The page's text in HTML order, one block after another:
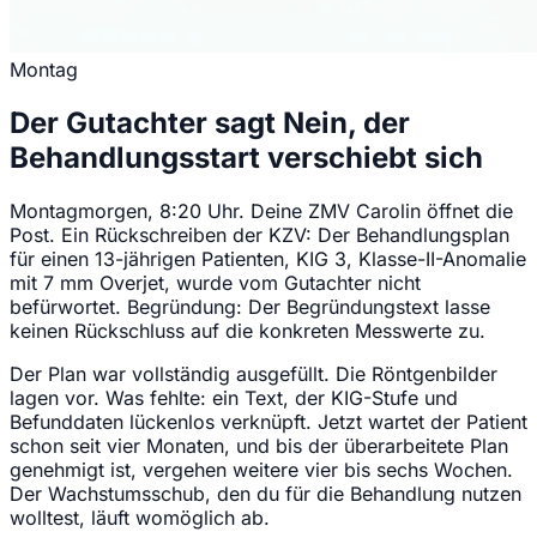
Montag
Der Gutachter sagt Nein, der
Behandlungsstart verschiebt sich
Montagmorgen, 8:20 Uhr. Deine ZMV Carolin öffnet die
Post. Ein Rückschreiben der KZV: Der Behandlungsplan
für einen 13-jährigen Patienten, KIG 3, Klasse-II-Anomalie
mit 7 mm Overjet, wurde vom Gutachter nicht
befürwortet. Begründung: Der Begründungstext lasse
keinen Rückschluss auf die konkreten Messwerte zu.
Der Plan war vollständig ausgefüllt. Die Röntgenbilder
lagen vor. Was fehlte: ein Text, der KIG-Stufe und
Befunddaten lückenlos verknüpft. Jetzt wartet der Patient
schon seit vier Monaten, und bis der überarbeitete Plan
genehmigt ist, vergehen weitere vier bis sechs Wochen.
Der Wachstumsschub, den du für die Behandlung nutzen
wolltest, läuft womöglich ab.